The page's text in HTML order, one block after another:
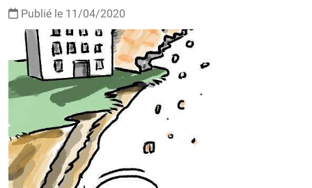
Publié le 11/04/2020